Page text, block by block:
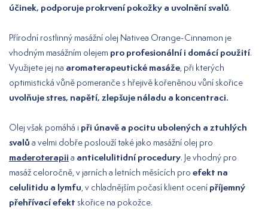
účinek, podporuje prokrvení pokožky a uvolnění svalů.
Přírodní rostlinný masážní olej Nativea Orange-Cinnamon je
vhodným masážním olejem pro profesionální i domácí použití.
Využijete jej na aromaterapeutické masáže, při kterých
optimistická vůně pomeranče s hřejivě kořeněnou vůní skořice
uvolňuje stres, napětí, zlepšuje náladu a koncentraci.
Olej však pomáhá i při únavě a pocitu ubolených a ztuhlých
svalů a velmi dobře poslouží také jako masážní olej pro
maderoterapii a anticelulitidní procedury. Je vhodný pro
masáž celoročně, v jarních a letních měsících pro efekt na
celulitidu a lymfu, v chladnějším počasí klient ocení příjemný
přehřívací efekt skořice na pokožce.